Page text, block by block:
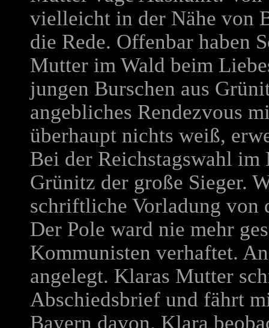
vielleicht in der Nähe von
die Rede. Offenbar haben
Mutter im Wald beim
jungen Burschen aus
angebliches Rendezvous
überhaupt nichts weiß,
Bei der Reichstagswahl
Grünitz der große Sieger.
schriftliche Vorladung von
Der Pole ward nie mehr
Kommunisten verhaftet.
angelegt. Klaras Mutter
Abschiedsbrief und fährt
Bayern davon. Klara